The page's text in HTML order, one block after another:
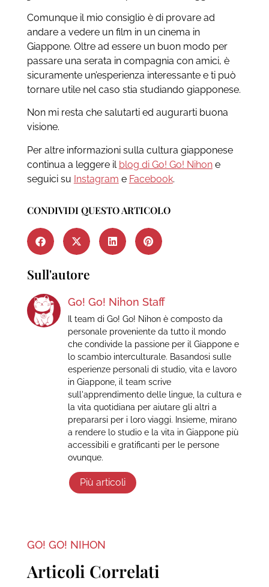
Comunque il mio consiglio è di provare ad
andare a vedere un film in un cinema in
Giappone. Oltre ad essere un buon modo per
passare una serata in compagnia con amici, è
sicuramente un’esperienza interessante e ti può
tornare utile nel caso stia studiando giapponese.
Non mi resta che salutarti ed augurarti buona
visione.
Per altre informazioni sulla cultura giapponese
continua a leggere il blog di Go! Go! Nihone
seguici su Instagram e Facebook.
CONDIVIDI QUESTO ARTICOLO
Sull'autore
Go! Go! Nihon Staff
Il team di Go! Go! Nihon è composto da
personale proveniente da tutto il mondo
che condivide la passione per il Giappone e
lo scambio interculturale. Basandosi sulle
esperienze personali di studio, vita e lavoro
in Giappone, il team scrive
sull'apprendimento delle lingue, la cultura e
la vita quotidiana per aiutare gli altri a
prepararsi per i loro viaggi. Insieme, mirano
a rendere lo studio e la vita in Giappone più
accessibili e gratificanti per le persone
ovunque.
Più articoli
GO! GO! NIHON
Articoli Correlati